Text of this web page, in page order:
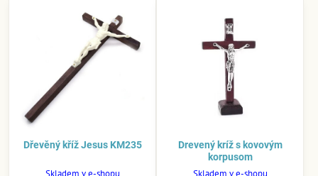
Dřevěný kříž Jesus KM235
Skladem v e-shopu
Drevený kríž s kovovým
korpusom
Skladem v e-shopu